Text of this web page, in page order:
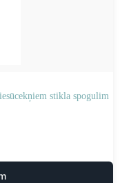
stikla spogulim